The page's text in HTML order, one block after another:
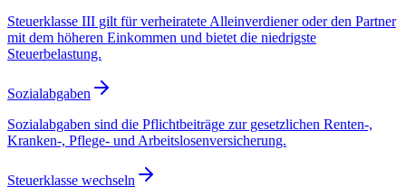
Steuerklasse III gilt für verheiratete Alleinverdiener oder den Partner
mit dem höheren Einkommen und bietet die niedrigste
Steuerbelastung.
Sozialabgaben
Sozialabgaben sind die Pflichtbeiträge zur gesetzlichen Renten-,
Kranken-, Pflege- und Arbeitslosenversicherung.
Steuerklasse wechseln